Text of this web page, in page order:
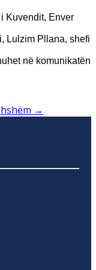
Kuvendit, Enver
Lulzim Pllana, shefi
në komunikatën
→